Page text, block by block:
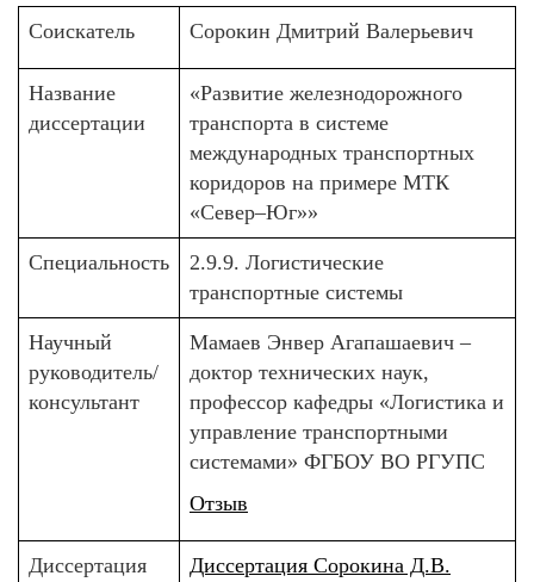
Соискатель Сорокин Дмитрий Валерьевич
Название
диссертации
«Развитие железнодорожного
транспорта в системе
международных транспортных
коридоров на примере МТК
«Север–Юг»»
Специальность
2.9.9. Логистические
транспортные системы
Научный
руководитель/
консультант
Мамаев Энвер Агапашаевич –
доктор технических наук,
профессор кафедры «Логистика и
управление транспортными
системами» ФГБОУ ВО РГУПС
Отзыв
Диссертация
Диссертация Сорокина Д.В.